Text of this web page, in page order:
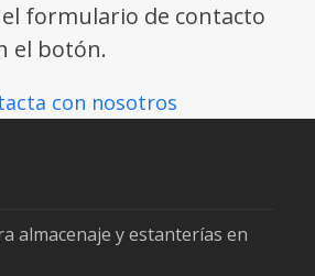
formulario de contacto
el botón.
con nosotros
almacenaje y estanterías en